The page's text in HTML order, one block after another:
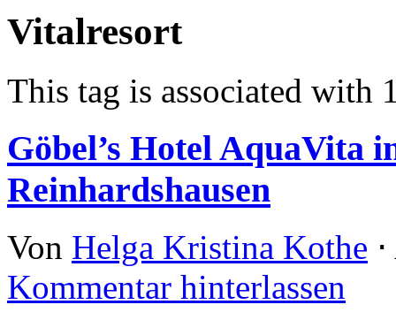
Vitalresort
This tag is associated with
Göbel’s Hotel AquaVita
Reinhardshausen
Von Helga Kristina Kothe ⋅
Kommentar hinterlassen